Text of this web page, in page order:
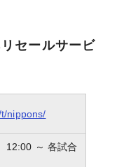
セールサービ
nippons/
12:00 ～ 各試合